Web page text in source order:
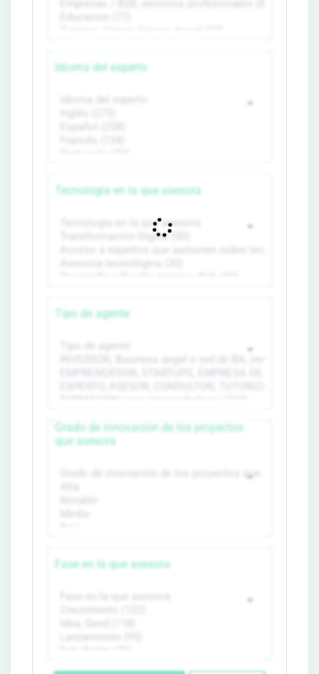
Idioma del experto
Tecnología en la que asesora
Tipo de agente
Grado de innovación de los proyectos
que asesora
Fase en la que asesora